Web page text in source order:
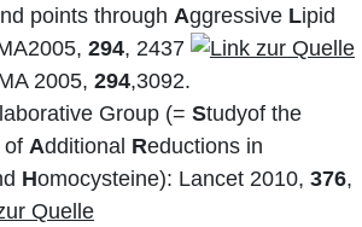
nd points through Aggressive Lipid
294, 2437
2005, 294,3092.
Group (= Studyof the
of Additional Reductions in
Homocysteine): Lancet 2010, 376,